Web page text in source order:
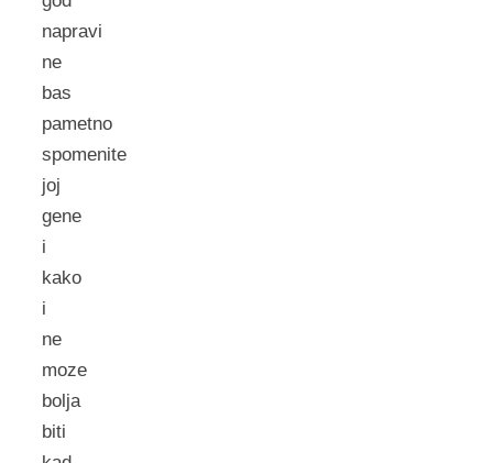
napravi
ne
bas
pametno
spomenite
joj
gene
i
kako
i
ne
moze
bolja
biti